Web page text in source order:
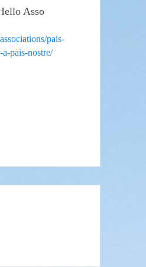
Asso
pais-
a-pais-nostre/